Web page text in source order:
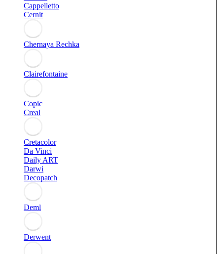
Cappelletto
Cernit
Chernaya Rechka
Clairefontaine
Copic
Creal
Cretacolor
Da Vinci
Daily ART
Darwi
Decopatch
Deml
Derwent